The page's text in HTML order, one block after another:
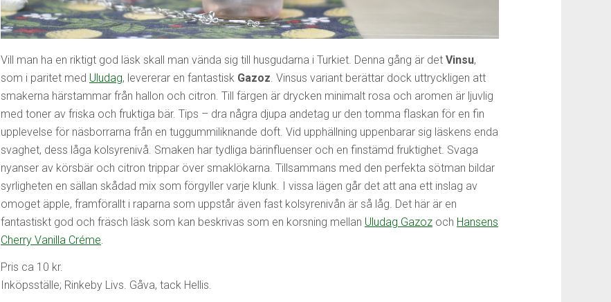
Vill man ha en riktigt god läsk skall man vända sig till husgudarna i Turkiet. Denna gång är det Vinsu,
som i paritet med Uludag, levererar en fantastisk Gazoz. Vinsus variant berättar dock uttryckligen att
smakerna härstammar från hallon och citron. Till färgen är drycken minimalt rosa och aromen är ljuvlig
med toner av friska och fruktiga bär. Tips – dra några djupa andetag ur den tomma flaskan för en fin
upplevelse för näsborrarna från en tuggummiliknande doft. Vid upphällning uppenbarar sig läskens enda
svaghet, dess låga kolsyrenivå. Smaken har tydliga bärinfluenser och en finstämd fruktighet. Svaga
nyanser av körsbär och citron trippar över smaklökarna. Tillsammans med den perfekta sötman bildar
syrligheten en sällan skådad mix som förgyller varje klunk. I vissa lägen går det att ana ett inslag av
omoget äpple, framförallt i raparna som uppstår även fast kolsyrenivån är så låg. Det här är en
fantastiskt god och fräsch läsk som kan beskrivas som en korsning mellan Uludag Gazoz och Hansens
Cherry Vanilla Créme.
Pris ca 10 kr.
Inköpsställe; Rinkeby Livs. Gåva, tack Hellis.